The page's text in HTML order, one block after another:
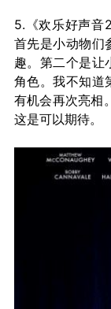
5.《欢乐好声音
首先是小动物们
趣。第二个是让
角色。我不知道
有机会再次亮相
这是可以期待。